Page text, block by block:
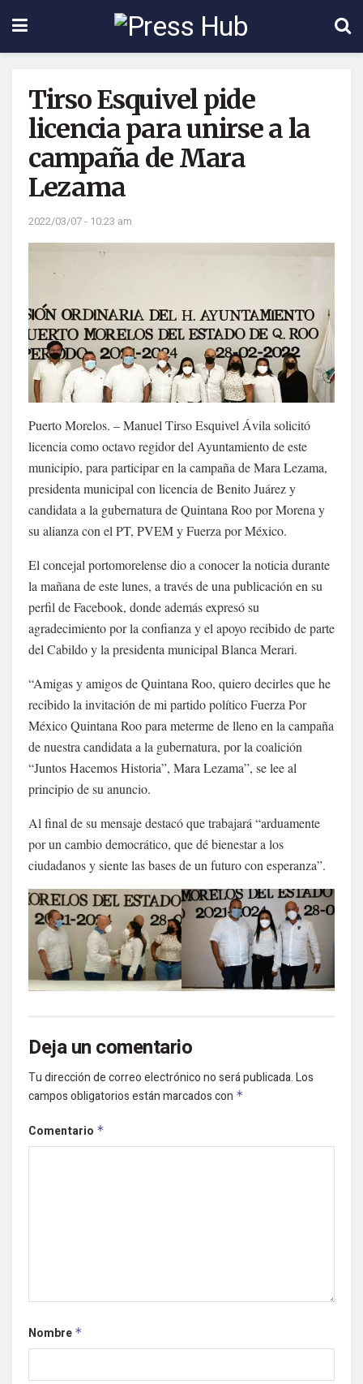
Tirso Esquivel pide
licencia para unirse a la
campaña de Mara
Lezama
2022/03/07 - 10:23 am
Puerto Morelos. – Manuel Tirso Esquivel Ávila solicitó
licencia como octavo regidor del Ayuntamiento de este
municipio, para participar en la campaña de Mara Lezama,
presidenta municipal con licencia de Benito Juárez y
candidata a la gubernatura de Quintana Roo por Morena y
su alianza con el PT, PVEM y Fuerza por México.
El concejal portomorelense dio a conocer la noticia durante
la mañana de este lunes, a través de una publicación en su
perfil de Facebook, donde además expresó su
agradecimiento por la confianza y el apoyo recibido de parte
del Cabildo y la presidenta municipal Blanca Merari.
“Amigas y amigos de Quintana Roo, quiero decirles que he
recibido la invitación de mi partido político Fuerza Por
México Quintana Roo para meterme de lleno en la campaña
de nuestra candidata a la gubernatura, por la coalición
“Juntos Hacemos Historia”, Mara Lezama”, se lee al
principio de su anuncio.
Al final de su mensaje destacó que trabajará “arduamente
por un cambio democrático, que dé bienestar a los
ciudadanos y siente las bases de un futuro con esperanza”.
Deja un comentario
Tu dirección de correo electrónico no será publicada.Los
campos obligatorios están marcados con *
Comentario *
Nombre *